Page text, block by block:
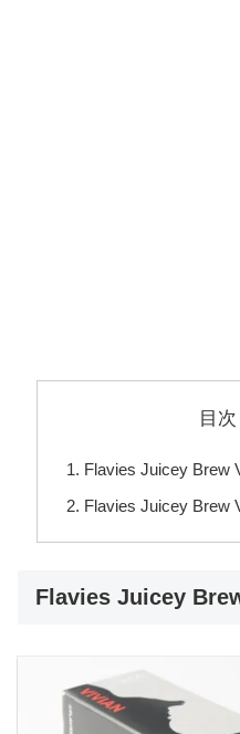
目次
Flavies Juicey Brew
Flavies Juicey Brew
Flavies Juicey